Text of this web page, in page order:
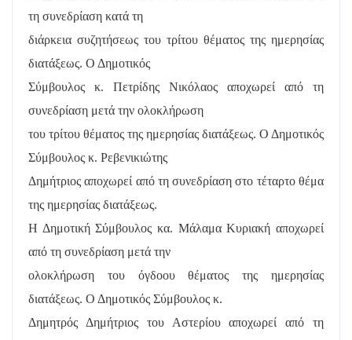
τη συνεδρίαση κατά τη
διάρκεια συζητήσεως του τρίτου θέματος της ημερησίας
διατάξεως. Ο Δημοτικός
Σύμβουλος κ. Πετρίδης Νικόλαος αποχωρεί από τη
συνεδρίαση μετά την ολοκλήρωση
του τρίτου θέματος της ημερησίας διατάξεως. Ο Δημοτικός
Σύμβουλος κ. Ρεβενικιώτης
Δημήτριος αποχωρεί από τη συνεδρίαση στο τέταρτο θέμα
της ημερησίας διατάξεως.
Η Δημοτική Σύμβουλος κα. Μάλαμα Κυριακή αποχωρεί
από τη συνεδρίαση μετά την
ολοκλήρωση του όγδοου θέματος της ημερησίας
διατάξεως. Ο Δημοτικός Σύμβουλος κ.
Δημητρός Δημήτριος του Αστερίου αποχωρεί από τη